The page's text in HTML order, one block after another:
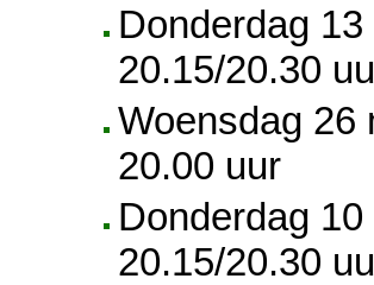
Donderdag
20.15/20.30
Woensdag 26
20.00 uur
Donderdag
20.15/20.30